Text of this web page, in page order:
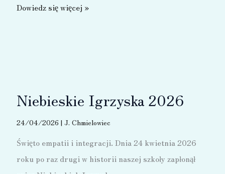
V
Dowiedz się więcej »
Niebieskie Igrzyska 2026
24/04/2026 | J. Chmielowiec
Święto empatii i integracji. Dnia 24 kwietnia 2026
roku po raz drugi w historii naszej szkoły zapłonął